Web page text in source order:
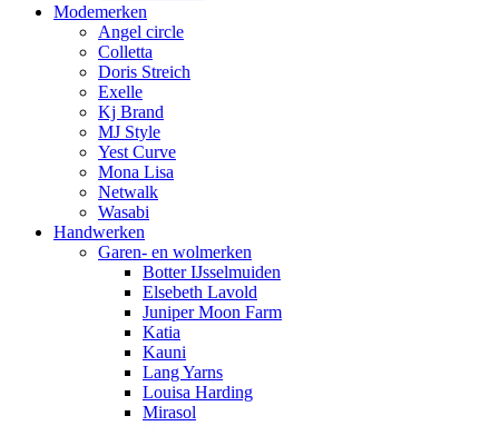
Modemerken
Angel circle
Colletta
Doris Streich
Exelle
Kj Brand
MJ Style
Yest Curve
Mona Lisa
Netwalk
Wasabi
Handwerken
Garen- en wolmerken
Botter IJsselmuiden
Elsebeth Lavold
Juniper Moon Farm
Katia
Kauni
Lang Yarns
Louisa Harding
Mirasol